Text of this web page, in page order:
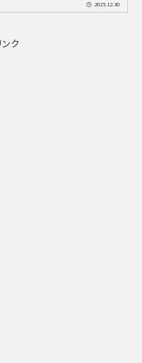
2025.12.30
ク